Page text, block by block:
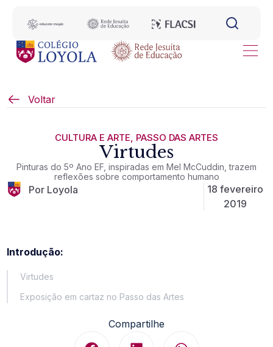
Voltar
CULTURA E ARTE, PASSO DAS ARTES
Virtudes
Pinturas do 5º Ano EF, inspiradas em Mel McCuddin, trazem
reflexões sobre comportamento humano
Por Loyola
18 fevereiro
2019
Introdução:
Virtudes
Exposição em cartaz no Passo das Artes
Compartilhe